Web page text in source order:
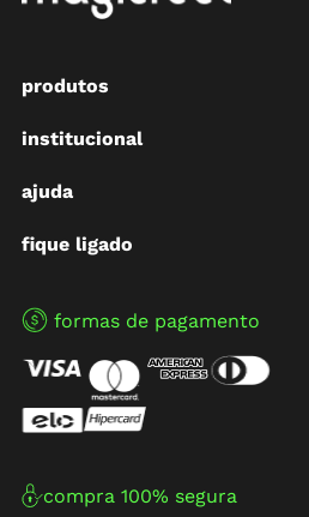
produtos
institucional
ajuda
fique ligado
formas de pagamento
compra 100% segura